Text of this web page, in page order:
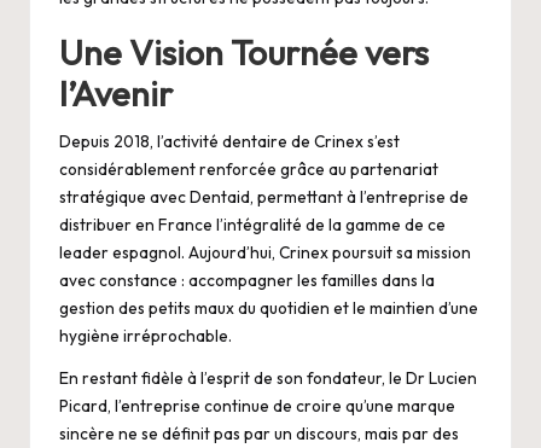
Une Vision Tournée vers
l’Avenir
Depuis 2018, l’activité dentaire de Crinex s’est
considérablement renforcée grâce au partenariat
stratégique avec Dentaid, permettant à l’entreprise de
distribuer en France l’intégralité de la gamme de ce
leader espagnol. Aujourd’hui, Crinex poursuit sa mission
avec constance : accompagner les familles dans la
gestion des petits maux du quotidien et le maintien d’une
hygiène irréprochable.
En restant fidèle à l’esprit de son fondateur, le Dr Lucien
Picard, l’entreprise continue de croire qu’une marque
sincère ne se définit pas par un discours, mais par des